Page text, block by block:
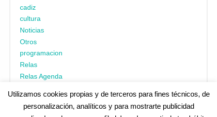
cadiz
cultura
Noticias
Otros
programacion
Relas
Relas Agenda
Utilizamos cookies propias y de terceros para fines técnicos, de
personalización, analíticos y para mostrarte publicidad